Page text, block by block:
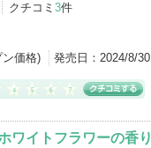
クチコミ 3件
価格) 発売日： 2024/8/30
ワイトフラワーの香り